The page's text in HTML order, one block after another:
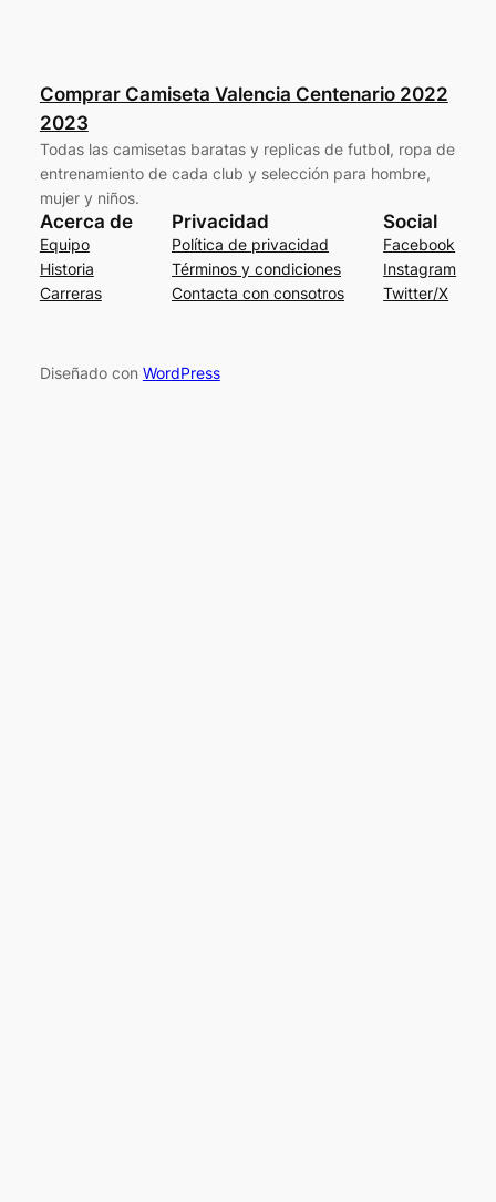
Comprar Camiseta Valencia Centenario 2022
2023
Todas las camisetas baratas y replicas de futbol, ropa de
entrenamiento de cada club y selección para hombre,
mujer y niños.
Acerca de
Equipo
Historia
Carreras
Privacidad
Política de privacidad
Términos y condiciones
Contacta con consotros
Social
Facebook
Instagram
Twitter/X
Diseñado con WordPress